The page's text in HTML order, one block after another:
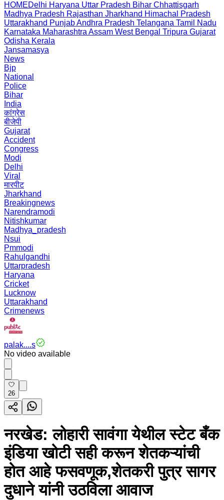
HOMEDelhi Haryana Uttar Pradesh Bihar Chhattisgarh
Madhya Pradesh Rajasthan Jharkhand Himachal Pradesh
Uttarakhand PunjabAndhra Pradesh Telangana Tamil Nadu
Karnataka Maharashtra Assam West Bengal Tripura Gujarat
Odisha Kerala
Jansamasya
News
Bjp
National
Police
Bihar
India
कांग्रेस
बीजेपी
Gujarat
Accident
Congress
Modi
Delhi
Viral
मारपीट
Jharkhand
Breakingnews
Narendramodi
Nitishkumar
Madhya_pradesh
Nsui
Pmmodi
Rahulgandhi
Uttarpradesh
Haryana
Cricket
Lucknow
Uttarakhand
Crimenews
palak....s
No video available
26
नरखेड: लोहारी सावंगा येथील स्टेट बँक
इंडिया खोटी सही करून शेतकऱ्यांची
होत आहे फसवणूक,शेतकरी पुत्र सागर
दुधाने यांनी उठविला आवाज